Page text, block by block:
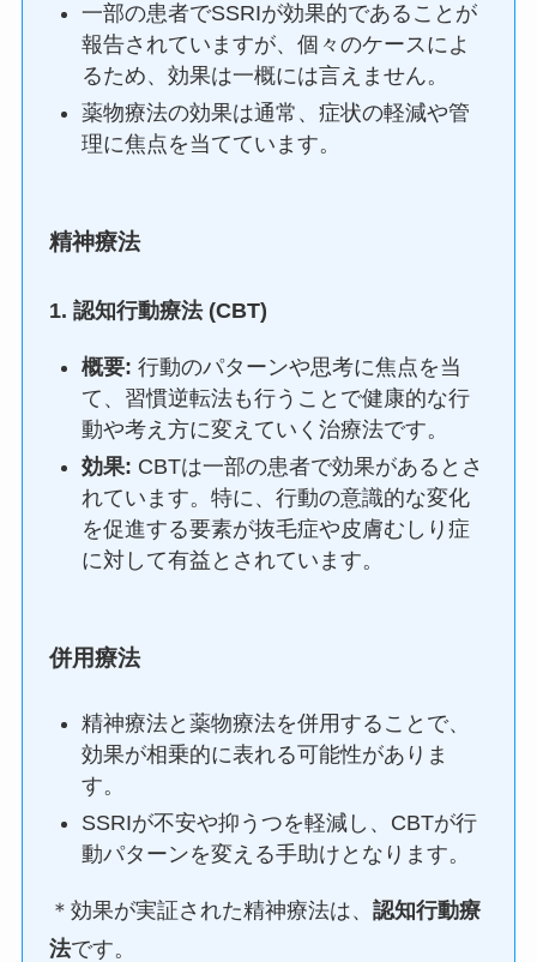
一部の患者でSSRIが効果的であることが
報告されていますが、個々のケースによ
るため、効果は一概には言えません。
薬物療法の効果は通常、症状の軽減や管
理に焦点を当てています。
精神療法
1.認知行動療法 (CBT)
概要: 行動のパターンや思考に焦点を当
て、習慣逆転法も行うことで健康的な行
動や考え方に変えていく治療法です。
効果: CBTは一部の患者で効果があるとさ
れています。特に、行動の意識的な変化
を促進する要素が抜毛症や皮膚むしり症
に対して有益とされています。
併用療法
精神療法と薬物療法を併用することで、
効果が相乗的に表れる可能性がありま
す。
SSRIが不安や抑うつを軽減し、CBTが行
動パターンを変える手助けとなります。
＊効果が実証された精神療法は、認知行動療
法です。